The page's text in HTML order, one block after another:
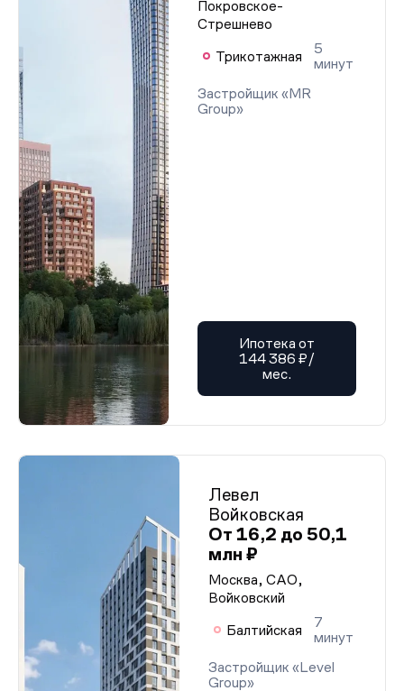
Покровское-
Стрешнево
Трикотажная
5
минут
Застройщик «MR
Group»
Ипотека от
144 386 ₽/
мес.
Левел
Войковская
От 16,2 до 50,1
млн ₽
Москва, САО,
Войковский
Балтийская
7
минут
Застройщик «Level
Group»